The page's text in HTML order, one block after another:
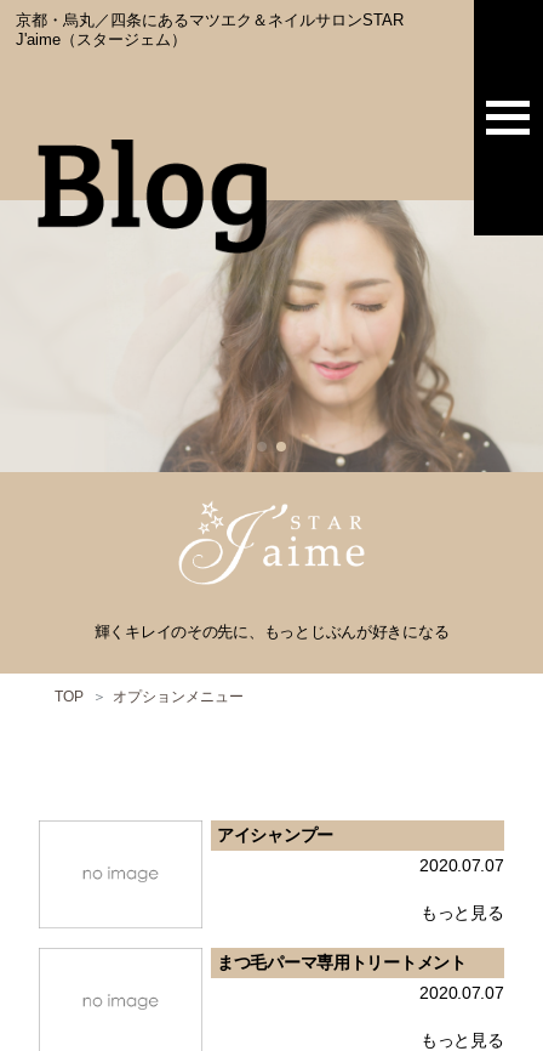
京都・烏丸／四条にあるマツエク＆ネイルサロンSTAR
J'aime（スタージェム）
輝くキレイのその先に、もっとじぶんが好きになる
TOP オプションメニュー
アイシャンプー
2020.07.07
もっと見る
まつ毛パーマ専用トリートメント
2020.07.07
もっと見る